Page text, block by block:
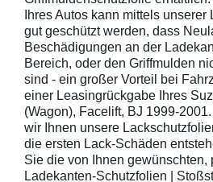
Ihres Autos kann mittels
gut geschützt werden, dass
Beschädigungen an der
Bereich, oder den Griffmulden
sind - ein großer Vorteil bei
einer Leasingrückgabe Ihres
(Wagon), Facelift, BJ 1999-
wir Ihnen unsere
die ersten Lack-Schäden
Sie die von Ihnen gewünschten,
Ladekanten-Schutzfolien |